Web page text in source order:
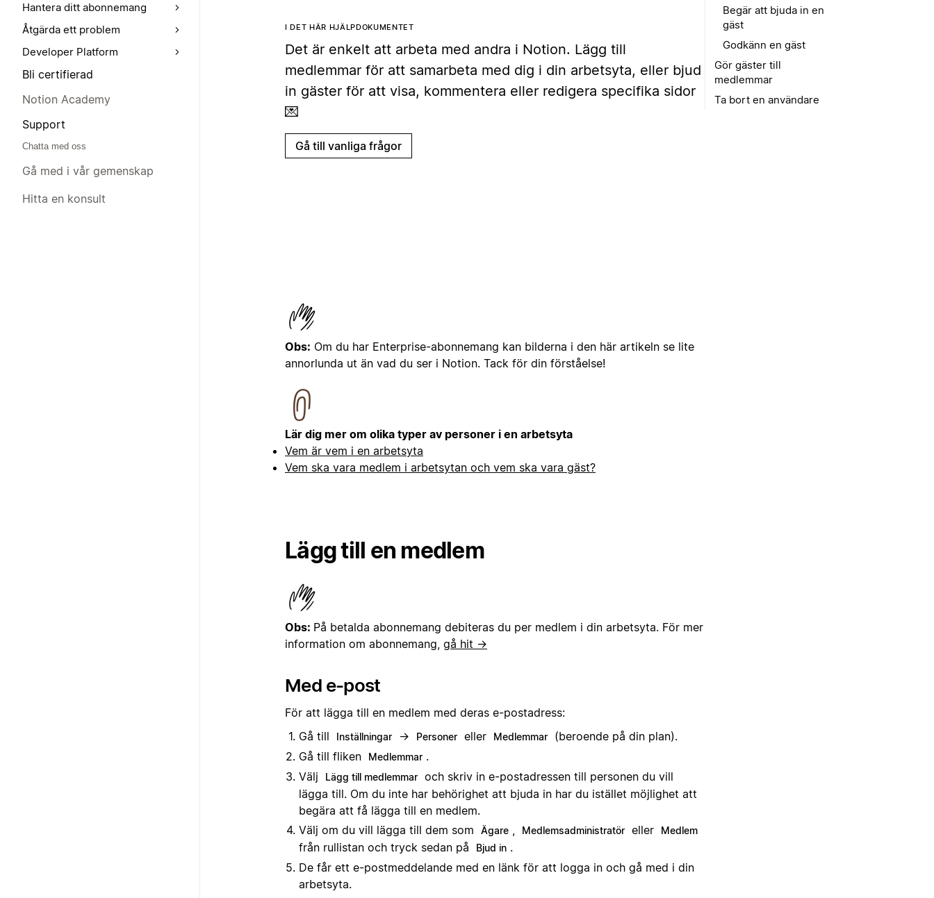
Hantera ditt abonnemang
Åtgärda ett problem
Developer Platform
Bli certifierad
Notion Academy
Support
Chatta med oss
Gå med i vår gemenskap
Hitta en konsult
I DET HÄR HJÄLPDOKUMENTET
Det är enkelt att arbeta med andra i Notion. Lägg till
medlemmar för att samarbeta med dig i din arbetsyta, eller bjud
in gäster för att visa, kommentera eller redigera specifika sidor
💌
Gå till vanliga frågor
Obs: Om du har Enterprise-abonnemang kan bilderna i den här artikeln se lite
annorlunda ut än vad du ser i Notion. Tack för din förståelse!
Lär dig mer om olika typer av personer i en arbetsyta
Vem är vem i en arbetsyta
Vem ska vara medlem i arbetsytan och vem ska vara gäst?
Lägg till en medlem
Obs: På betalda abonnemang debiteras du per medlem i din arbetsyta. För mer
information om abonnemang, gå hit →
Med e-post
För att lägga till en medlem med deras e-postadress:
Gå till
Inställningar → Personer eller Medlemmar
(beroende på din plan).
Gå till fliken
Medlemmar .
Välj
Lägg till medlemmar och skriv in e-postadressen till personen du vill
lägga till. Om du inte har behörighet att bjuda in har du istället möjlighet att
begära att få lägga till en medlem.
Välj om du vill lägga till dem som
Ägare , Medlemsadministratör eller Medlem
från rullistan och tryck sedan på Bjud in .
De får ett e-postmeddelande med en länk för att logga in och gå med i din
arbetsyta.
Begär att bjuda in en
gäst
Godkänn en gäst
Gör gäster till
medlemmar
Ta bort en användare